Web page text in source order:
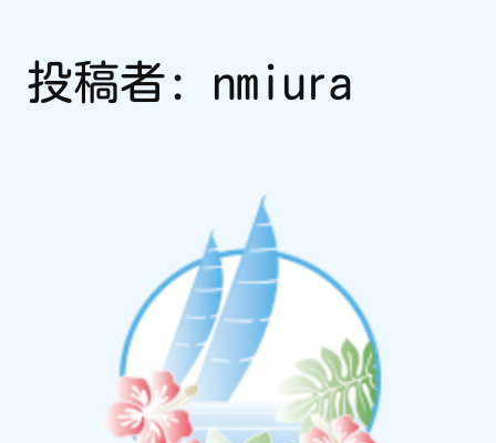
投稿者: nmiura